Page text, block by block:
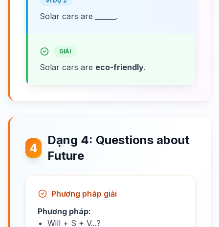
Solar cars are ______.
GIẢI
Solar cars are eco-friendly.
4
Dạng 4: Questions about
Future
Phương pháp giải
Phương pháp:
Will + S + V...?